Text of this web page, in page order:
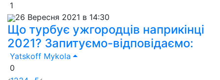
1
26 Вересня 2021 в 14:30
Що турбує ужгородців наприкінці
2021? Запитуємо-відповідаємо:
Yatskoff Mykola
0